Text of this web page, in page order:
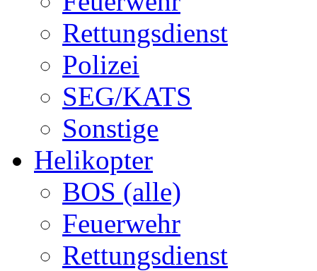
Rettungsdienst
Polizei
SEG/KATS
Sonstige
Helikopter
BOS (alle)
Feuerwehr
Rettungsdienst